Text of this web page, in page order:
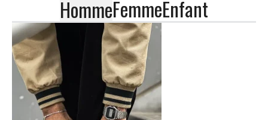
HommeFemmeEnfant